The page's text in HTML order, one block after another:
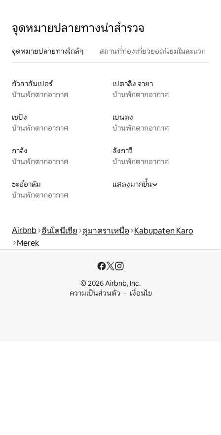
จุดหมายปลายทางน่าสำรวจ
จุดหมายปลายทางใกล้ๆ สถานที่ท่องเที่ยวยอดนิยมในละแวก
กัวลาลัมเปอร์
บ้านพักตากอากาศ
เปตาลิง จายา
บ้านพักตากอากาศ
เซปัง
บ้านพักตากอากาศ
เบนตง
บ้านพักตากอากาศ
กาจัง
บ้านพักตากอากาศ
ลังกาวี
บ้านพักตากอากาศ
ชะฮ์อาลัม
บ้านพักตากอากาศ
แสดงมากขึ้น
Airbnb อินโดนีเซีย สุมาตราเหนือ Kabupaten Karo
Merek
© 2026 Airbnb, Inc.
ความเป็นส่วนตัว
เงื่อนไข